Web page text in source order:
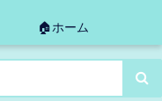
🏠ホーム